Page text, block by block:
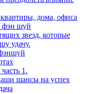
дома, офиса
фэн шуй
звезд, которые
удачу.
1.
шансы на успех